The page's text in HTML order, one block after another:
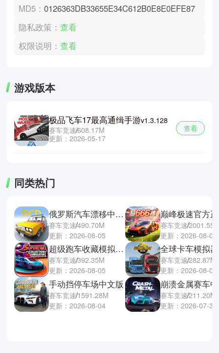
MD5：0126363DB33655E34C612B0E8E0EFE87
隐私政策：查看
权限说明：查看
游戏版本
极品飞车17最高通缉手游v1.3.128
赛车竞速608.17M
更新：2026-05-17
查看
同类热门
俄罗斯汽车漂移中文版
赛车竞速490.70M
更新：2026-08-05
超级跑车收藏模拟器手机版
赛车竞速392.35M
更新：2026-08-05
手动挡停车场中文版
赛车竞速1591.28M
更新：2026-08-04
巅峰极速官方
赛车竞速
更新：2026-08-04
赛车竞速282.87M
更新：2026-08-03
崩溃金属赛车
赛车竞速211.20M
更新：2026-07-30